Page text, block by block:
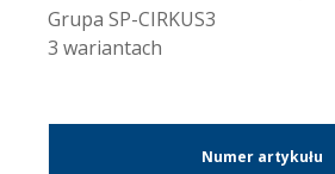
Grupa SP-CIRKUS3
3 wariantach
Numer artykułu